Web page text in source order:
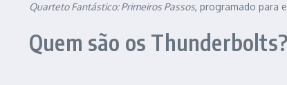
Quarteto Fantástico: Primeiros Passos, programado para
Quem são os Thunderbolts?